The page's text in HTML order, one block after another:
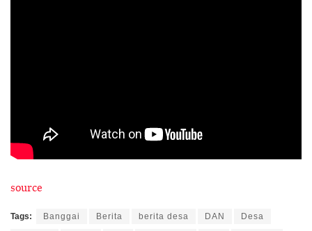
source
Tags: Banggai Berita berita desa DAN Desa